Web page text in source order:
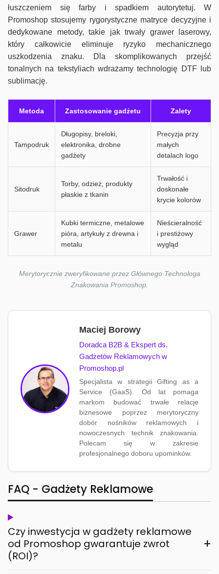
łuszczeniem się farby i spadkiem autorytetuj. W
Promoshop stosujemy rygorystyczne matryce decyzyjne i
dedykowane metody, takie jak trwały grawer laserowy,
który całkowicie eliminuje ryzyko mechanicznego
uszkodzenia znaku. Dla skomplikowanych przejść
tonalnych na tekstyliach wdrażamy technologię DTF lub
sublimację.
Metoda Zastosowanie gadżetu Zalety
Tampodruk
Długopisy, breloki,
elektronika, drobne
gadżety
Precyzja przy
małych
detalach logo
Sitodruk
Torby, odzież, produkty
płaskie z tkanin
Trwałość i
doskonałe
krycie kolorów
Grawer
Kubki termiczne, metalowe
pióra, artykuły z drewna i
metalu
Nieścieralność
i prestiżowy
wygląd
Merytorycznie zweryfikowane przez Głównego Technologa
Znakowania Promoshop.
Maciej Borowy
Doradca B2B & Ekspert ds.
Gadżetów Reklamowych w
Promoshop.pl
Specjalista w strategii Gifting as a
Service (GaaS). Od lat pomaga
markom budować trwałe relacje
biznesowe poprzez merytoryczny
dobór nośników reklamowych i
nowoczesnych technik znakowania.
Polecam się w zakresie
profesjonalnego doboru upominków.
FAQ - Gadżety Reklamowe
Czy inwestycja w gadżety reklamowe
od Promoshop gwarantuje zwrot
(ROI)?
+